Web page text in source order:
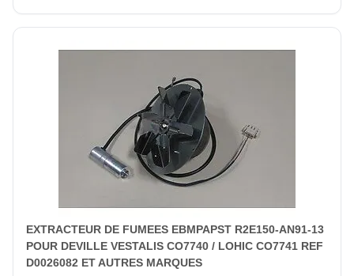
EXTRACTEUR DE FUMEES EBMPAPST R2E150-AN91-13
POUR DEVILLE VESTALIS CO7740 / LOHIC CO7741 REF
D0026082 ET AUTRES MARQUES